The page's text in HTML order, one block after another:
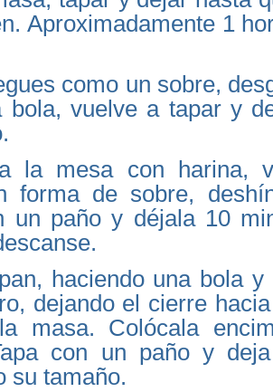
Aproximadamente 1
como un sobre,
bola, vuelve a tapar y
la mesa con harina,
forma de sobre,
un paño y déjala 10
haciendo una bola y
dejando el cierre
masa. Colócala
con un paño y
su tamaño.